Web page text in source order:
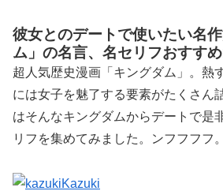
彼女とのデートで使いたい名
ム」の名言、名セリフおすす
超人気歴史漫画「キングダム」。熱
には女子を魅了する要素がたくさん
はそんなキングダムからデートで是
リフを集めてみました。ンフフフフ。
Kazuki